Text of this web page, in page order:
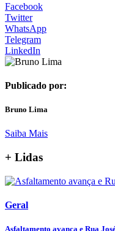
Facebook
Twitter
WhatsApp
Telegram
LinkedIn
Publicado por:
Bruno Lima
Saiba Mais
+ Lidas
Geral
Asfaltamento avança e Rua